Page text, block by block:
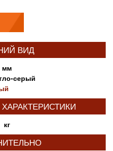
ВИД
мм
серый
кг